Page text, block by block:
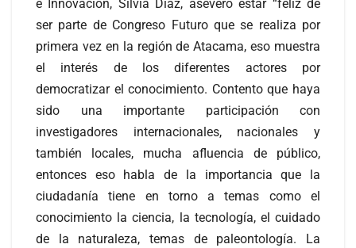
e Innovación, Silvia Díaz, aseveró estar “feliz de
ser parte de Congreso Futuro que se realiza por
primera vez en la región de Atacama, eso muestra
el interés de los diferentes actores por
democratizar el conocimiento. Contento que haya
sido una importante participación con
investigadores internacionales, nacionales y
también locales, mucha afluencia de público,
entonces eso habla de la importancia que la
ciudadanía tiene en torno a temas como el
conocimiento la ciencia, la tecnología, el cuidado
de la naturaleza, temas de paleontología. La